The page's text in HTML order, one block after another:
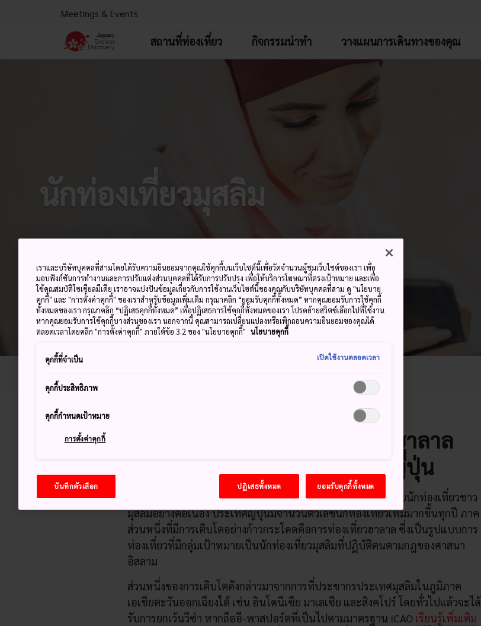
Meetings & Events
สถานที่ท่องเที่ยว กิจกรรมน่าทำ วางแผนการเดินทางของคุณ
นักท่องเที่ยวมุสลิม
ความนิยมในการท่องเที่ยวแบบฮาลาล
กำลังเพิ่มขึ้นเรื่อยๆ ในประเทศญี่ปุ่น
ประเทศญี่ปุ่นได้พัฒนาและยกระดับการอำนวยความสะดวกให้กับนักท่องเที่ยวชาว
มุสลิมอย่างต่อเนื่อง ประเทศญี่ปุ่นมีจำนวนตัวเลขนักท่องเที่ยวเพิ่มมากขึ้นทุกปี ภาค
ส่วนหนึ่งที่มีการเติบโตอย่างก้าวกระโดดคือการท่องเที่ยวฮาลาล ซึ่งเป็นรูปแบบการ
ท่องเที่ยวที่มีกลุ่มเป้าหมายเป็นนักท่องเที่ยวมุสลิมที่ปฏิบัติตนตามกฎของศาสนา
อิสลาม
ส่วนหนึ่งของการเติบโตดังกล่าวมาจากการที่ประชากรประเทศมุสลิมในภูมิภาค
เอเชียตะวันออกเฉียงใต้ เช่น อินโดนีเซีย มาเลเซีย และสิงคโปร์ โดยทั่วไปแล้วจะได้
รับการยกเว้นวีซ่า หากถืออี-พาสปอร์ตที่เป็นไปตามมาตรฐาน ICAO เรียนรู้เพิ่มเติม
เราและบริษัทบุคคลที่สามโดยได้รับความยินยอมจากคุณใช้คุกกี้บนเว็บไซต์นี้เพื่อวัดจำนวนผู้ชมเว็บไซต์ของเรา เพื่อ
มอบฟังก์ชันการทำงานและการปรับแต่งส่วนบุคคลที่ได้รับการปรับปรุง เพื่อให้บริการโฆษณาที่ตรงเป้าหมาย และเพื่อ
ใช้คุณสมบัติโซเชียลมีเดีย เราอาจแบ่งปันข้อมูลเกี่ยวกับการใช้งานเว็บไซต์นี้ของคุณกับบริษัทบุคคลที่สาม ดู "นโยบาย
คุกกี้" และ "การตั้งค่าคุกกี้" ของเราสำหรับข้อมูลเพิ่มเติม กรุณาคลิก “ยอมรับคุกกี้ทั้งหมด” หากคุณยอมรับการใช้คุกกี้
ทั้งหมดของเรา กรุณาคลิก “ปฏิเสธคุกกี้ทั้งหมด” เพื่อปฏิเสธการใช้คุกกี้ทั้งหมดของเรา โปรดย้ายสวิตช์เลือกไปที่ใช้งาน
หากคุณยอมรับการใช้คุกกี้บางส่วนของเรา นอกจากนี้ คุณสามารถเปลี่ยนแปลงหรือเพิกถอนความยินยอมของคุณได้
ตลอดเวลาโดยคลิก "การตั้งค่าคุกกี้" ภายใต้ข้อ 3.2 ของ "นโยบายคุกกี้" นโยบายคุกกี้
คุกกี้ที่จำเป็น เปิดใช้งานตลอดเวลา
คุกกี้ประสิทธิภาพ
คุกกี้กำหนดเป้าหมาย
การตั้งค่าคุกกี้
บันทึกตัวเลือก ปฏิเสธทั้งหมด ยอมรับคุกกี้ทั้งหมด